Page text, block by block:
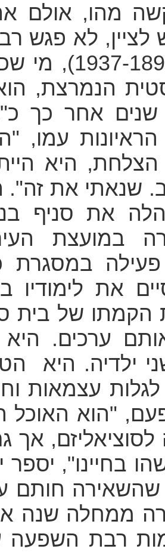
מהו, אולם
לא פגש
בבית הספר. כבנה של
הנמרצת,
אחר כך
עמו,
היא
שנאתי את
את סניף
במועצת
פעילה במסגרת
את לימודיו
הקמתו של
ערכים.
היא
עצמאות
"הוא האוכל
אך
בחיינו",
שהשאירה חותם
ממחלה שנה
רבת השפעה